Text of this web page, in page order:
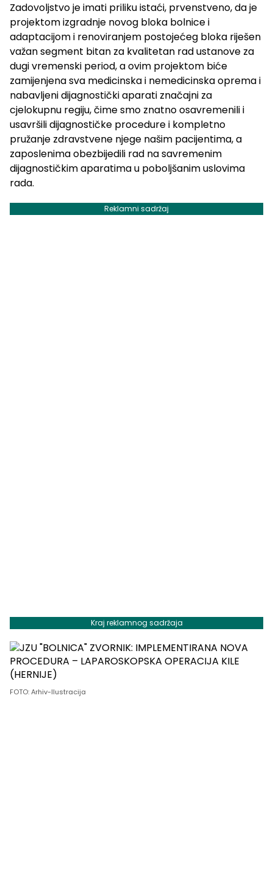
Zadovoljstvo je imati priliku istaći, prvenstveno, da je
projektom izgradnje novog bloka bolnice i
adaptacijom i renoviranjem postojećeg bloka riješen
važan segment bitan za kvalitetan rad ustanove za
dugi vremenski period, a ovim projektom biće
zamijenjena sva medicinska i nemedicinska oprema i
nabavljeni dijagnostički aparati značajni za
cjelokupnu regiju, čime smo znatno osavremenili i
usavršili dijagnostičke procedure i kompletno
pružanje zdravstvene njege našim pacijentima, a
zaposlenima obezbijedili rad na savremenim
dijagnostičkim aparatima u poboljšanim uslovima
rada.
Reklamni sadržaj
Kraj reklamnog sadržaja
FOTO: Arhiv-Ilustracija